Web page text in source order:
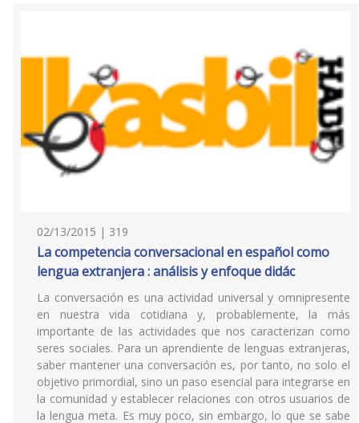
02/13/2015 | 319
La competencia conversacional en español como
lengua extranjera : análisis y enfoque didác
La conversación es una actividad universal y omnipresente
en nuestra vida cotidiana y, probablemente, la más
importante de las actividades que nos caracterizan como
seres sociales. Para un aprendiente de lenguas extranjeras,
saber mantener una conversación es, por tanto, no solo el
objetivo primordial, sino un paso esencial para integrarse en
la comunidad y establecer relaciones con otros usuarios de
la lengua meta. Es muy poco, sin embargo, lo que se sabe